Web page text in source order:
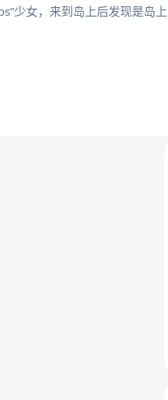
少女，来到岛上后发现是